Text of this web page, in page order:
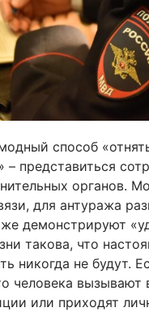
способ
– представиться
органов.
для антуража
демонстрируют
такова, что
никогда не будут.
человека
или приходят